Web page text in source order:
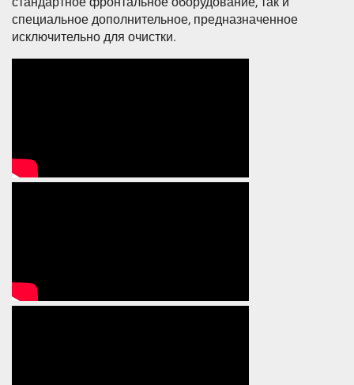
специальное дополнительное, предназначенное
исключительно для очистки.